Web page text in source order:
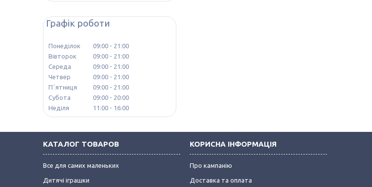
Графік роботи
Понеділок 09:00
21:00
Вівторок
09:00
21:00
Середа
09:00
21:00
Четвер
09:00
21:00
Пʼятниця
09:00
21:00
Субота
09:00
20:00
Неділя
11:00 16:00
КАТАЛОГ ТОВАРОВ
Все для самих маленьких
Дитячі іграшки
КОРИСНА ІНФОРМАЦІЯ
Про кампанію
Доставка та оплата